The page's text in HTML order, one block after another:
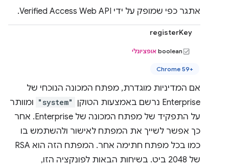
אתגר כפי שמופק על ידי Verified Access Web API.
registerKey
‫boolean אופציונלי
Chrome 59+‎
אם המדיניות מוגדרת, מפתח המכונה הנוכחי של
Enterprise נרשם באמצעות הטוקן
"system" ומוותר
על התפקיד של מפתח המכונה של Enterprise. אחר
כך אפשר לשייך את המפתח לאישור ולהשתמש בו
כמו בכל מפתח חתימה אחר. המפתח הזה הוא RSA
של 2048 ביט. בשיחות הבאות לפונקציה הזו,